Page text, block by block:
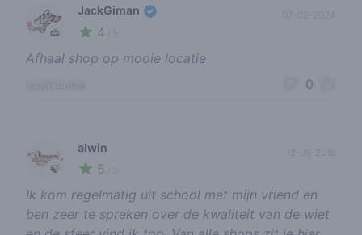
🧀
JackGiman
4
Afhaal shop op mooie locatie
0
🍃
alwin
5
Ik kom regelmatig uit school met mijn vriend en
ben zeer te spreken over de kwaliteit van de wiet